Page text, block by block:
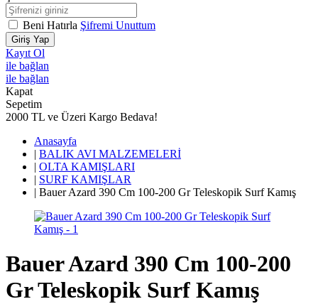
Beni Hatırla Şifremi Unuttum
Giriş Yap
Kayıt Ol
ile bağlan
ile bağlan
Kapat
Sepetim
2000 TL ve Üzeri Kargo Bedava!
Anasayfa
| BALIK AVI MALZEMELERİ
| OLTA KAMIŞLARI
| SURF KAMIŞLAR
| Bauer Azard 390 Cm 100-200 Gr Teleskopik Surf Kamış
Bauer Azard 390 Cm 100-200
Gr Teleskopik Surf Kamış